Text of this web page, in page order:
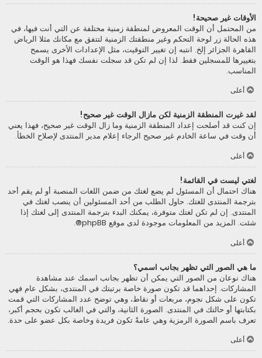
الأوقات غير صحيحة!
من المحتمل أن الوقت المعروض لمنطقة زمنية مختلفة عن التي أنت فيها، في
هذه الحالة زر لوحة التحكم وغير منطقتك الزمنية لتتفق مع مكانك مثلا الرياض
القاهرة الجزائر إلخ. انتبه إن تغيير التوقيت، مثل الإعدادات الأخرى يسمح
بتغييرها للمسجلين فقط. لذا إن لم تكن قد سجلت نفسك فهذا هو الوقت
المناسب.
أعلى
لقد غيرت المنطقة الزمنية لكن مازال الوقت غير صحيح!
إن كنت قد أصلحت إعداد المنطقة الزمنية وما زال الوقت غير صحيح، فهذا يعني
أن وقت في ساعة الخادم غير صحيح الرجاء إعلام مدير المنتدى لإصلاح الخطأ.
أعلى
لغتي ليست في القائمة!
هناك احتمال أن المسئول لم يضع لغتك من ضمن اللغات المنصبة أو لم يقم أحد
بترجمة المنتدى للغتك. حاول الطلب من أحد المسئولين أن ينصب لغتك في
المنتدى. إن لم تكن لغتك متوفرة، يمكنك البدء بترجمة المنتدى إلى لغتك إذا
شئت. المزيد من المعلومات موجودة لدى موقع phpBB
®.
أعلى
ما هي الصور التي تظهر بجانب اسمي؟
هناك نوعان من الصور التي يمكن أن تظهر بجانب اسمك عند مشاهدة
المشاركات. إحداهما قد تكون صورة خاصة برتبتك في المنتدى، بشكل عام فهي
تكون على شكل نجوم، مربعات أو نقاط، وهي توضح عدد المشاركات التي قمت
بكتابتها أو حالتك في المنتدى. الصورة الثانية، والتي في الغالب تكون بحجم أكبر،
تعرف باسم الصورة الرمزية وهي عامةً تكون فريدة وخاصة بكل عضو على حدة.
أعلى